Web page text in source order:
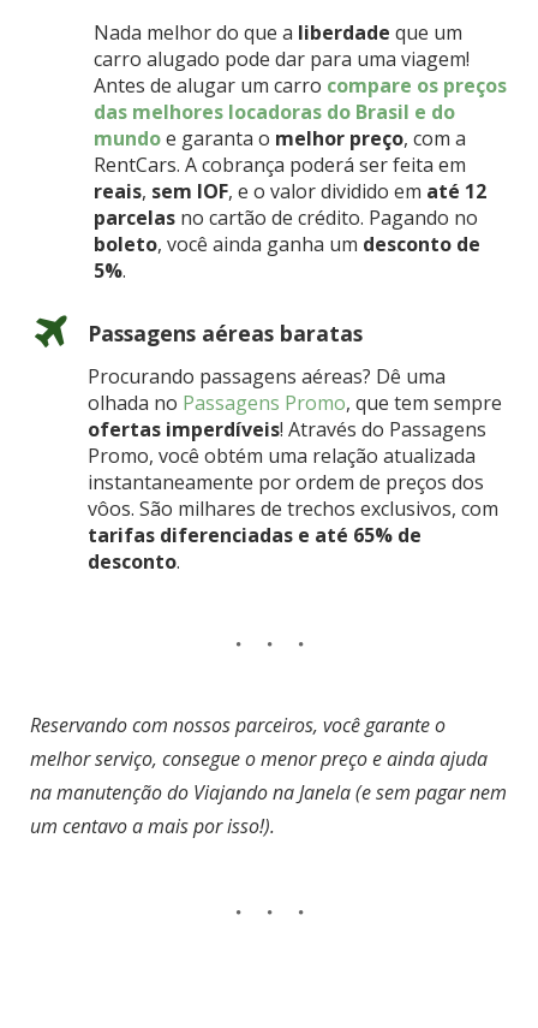
Nada melhor do que a liberdade que um
carro alugado pode dar para uma viagem!
Antes de alugar um carro compare os preços
das melhores locadoras do Brasil e do
mundoe garanta o melhor preço, com a
RentCars. A cobrança poderá ser feita em
reais, sem IOF, e o valor dividido em até 12
parcelas no cartão de crédito. Pagando no
boleto, você ainda ganha um desconto de
5%.
Passagens aéreas baratas
Procurando passagens aéreas? Dê uma
olhada no Passagens Promo, que tem sempre
ofertas imperdíveis! Através do Passagens
Promo, você obtém uma relação atualizada
instantaneamente por ordem de preços dos
vôos. São milhares de trechos exclusivos, com
tarifas diferenciadas e até 65% de
desconto.
Reservando com nossos parceiros, você garante o
melhor serviço, consegue o menor preço e ainda ajuda
na manutenção do Viajando na Janela (e sem pagar nem
um centavo a mais por isso!).